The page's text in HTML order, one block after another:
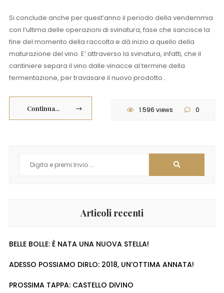
Si conclude anche per quest’anno il periodo della vendemmia
con l’ultima delle operazioni di svinatura, fase che sancisce la
fine del momento della raccolta e dà inizio a quello della
maturazione del vino. E’ attraverso la svinatura, infatti, che il
cantiniere separa il vino dalle vinacce al termine della
fermentazione, per travasare il nuovo prodotto..
Continua... 1.596 views 0
Articoli recenti
BELLE BOLLE: È NATA UNA NUOVA STELLA!
ADESSO POSSIAMO DIRLO: 2018, UN’OTTIMA ANNATA!
PROSSIMA TAPPA: CASTELLO DiVINO